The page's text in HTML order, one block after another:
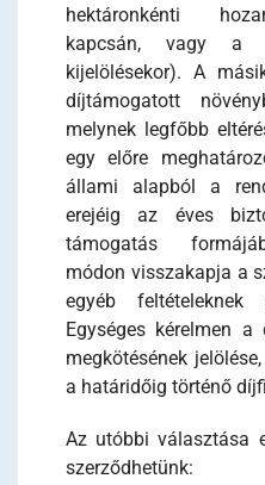
hektáronkénti
kapcsán, vagy a
kijelölésekor). A
díjtámogatott
melynek legfőbb
egy előre
állami alapból a
erejéig az éves
támogatás
módon visszakapja a
egyéb
Egységes kérelmen
megkötésének
a határidőig történő
Az utóbbi választása
szerződhetünk: